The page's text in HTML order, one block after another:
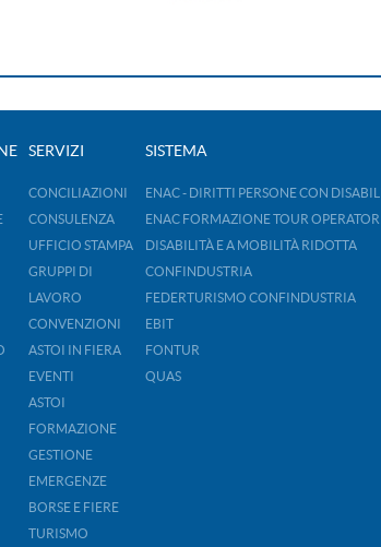
SERVIZI
CONCILIAZIONI
CONSULENZA
UFFICIO STAMPA
GRUPPI DI
LAVORO
CONVENZIONI
ASTOI IN FIERA
EVENTI
ASTOI
FORMAZIONE
GESTIONE
EMERGENZE
BORSE E FIERE
TURISMO
SISTEMA
ENAC - DIRITTI PERSONE CON
ENAC FORMAZIONE TOUR
DISABILITÀ E A MOBILITÀ RIDOTTA
CONFINDUSTRIA
FEDERTURISMO CONFINDUSTRIA
EBIT
FONTUR
QUAS